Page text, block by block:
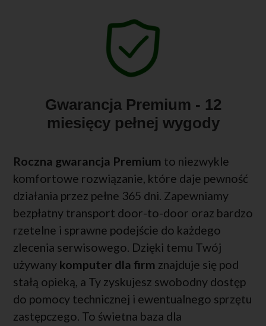
Gwarancja Premium - 12
miesięcy pełnej wygody
Roczna gwarancja Premium to niezwykle
komfortowe rozwiązanie, które daje pewność
działania przez pełne 365 dni. Zapewniamy
bezpłatny transport door-to-door oraz bardzo
rzetelne i sprawne podejście do każdego
zlecenia serwisowego. Dzięki temu Twój
używany komputer dla firm znajduje się pod
stałą opieką, a Ty zyskujesz swobodny dostęp
do pomocy technicznej i ewentualnego sprzętu
zastępczego. To świetna baza dla